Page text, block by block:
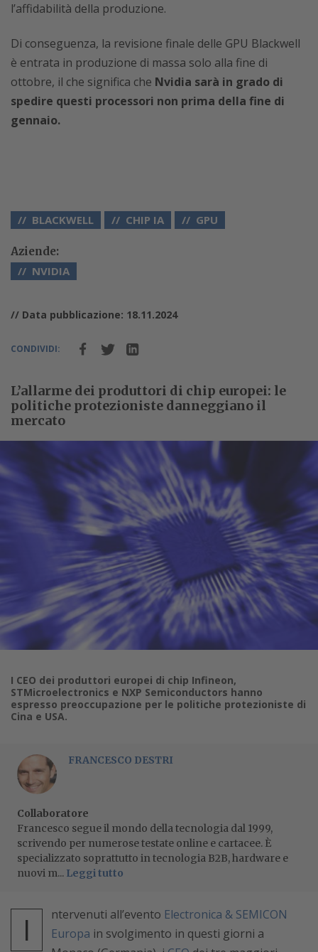
l’affidabilità della produzione.
Di conseguenza, la revisione finale delle GPU Blackwell
è entrata in produzione di massa solo alla fine di
ottobre, il che significa che Nvidia sarà in grado di
spedire questi processori non prima della fine di
gennaio.
BLACKWELL CHIP IA GPU
Aziende:
NVIDIA
// Data pubblicazione: 18.11.2024
CONDIVIDI:
L’allarme dei produttori di chip europei: le
politiche protezioniste danneggiano il
mercato
I CEO dei produttori europei di chip Infineon,
STMicroelectronics e NXP Semiconductors hanno
espresso preoccupazione per le politiche protezioniste di
Cina e USA.
FRANCESCO DESTRI
Collaboratore
Francesco segue il mondo della tecnologia dal 1999,
scrivendo per numerose testate online e cartacee. È
specializzato soprattutto in tecnologia B2B, hardware e
nuovi m... Leggi tutto
I ntervenuti all’evento Electronica & SEMICON
Europa in svolgimento in questi giorni a